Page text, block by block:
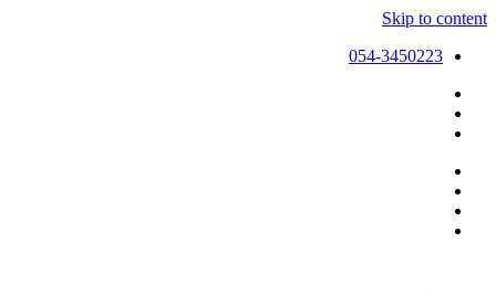
Skip to content
054-3450223